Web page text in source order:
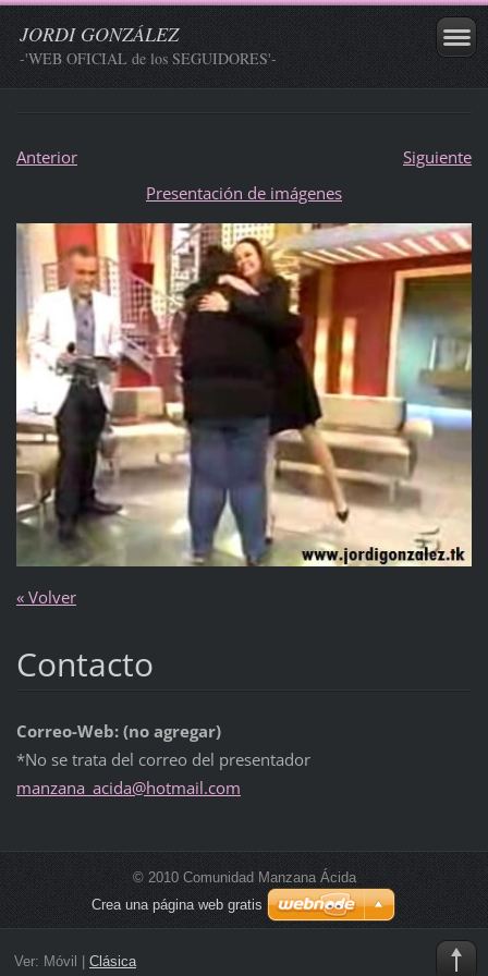
JORDI GONZÁLEZ
-'WEB OFICIAL de los SEGUIDORES'-
Anterior
Siguiente
Presentación de imágenes
« Volver
Contacto
Correo-Web: (no agregar)
*No se trata del correo del presentador
manzana_ acida@hotmail.com
© 2010 Comunidad Manzana Ácida
Crea una página web gratis
Ver: Móvil Clásica